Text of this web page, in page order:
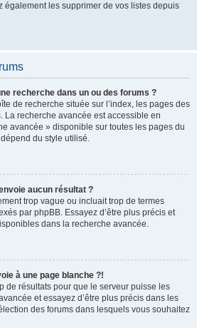
également les supprimer de vos listes depuis
recherche dans un ou des forums ?
de recherche située sur l’index, les pages des
La recherche avancée est accessible en
avancée » disponible sur toutes les pages du
du style utilisé.
aucun résultat ?
trop vague ou incluait trop de termes
par phpBB. Essayez d’être plus précis et
dans la recherche avancée.
à une page blanche ?!
de résultats pour que le serveur puisse les
et essayez d’être plus précis dans les
des forums dans lesquels vous souhaitez